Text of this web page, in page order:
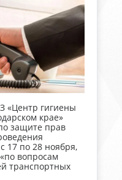
«Центр гигиены
крае»
защите прав
17 по 28 ноября,
вопросам
транспортных